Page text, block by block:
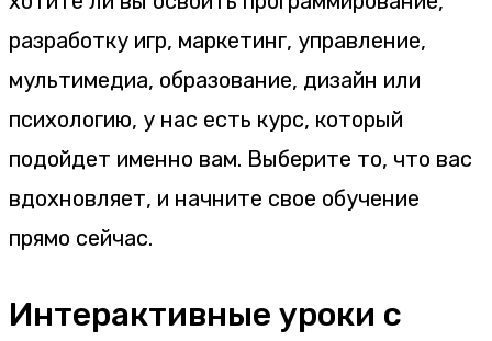
разработку игр, маркетинг, управление,
мультимедиа, образование, дизайн или
психологию, у нас есть курс, который
подойдет именно вам. Выберите то, что вас
вдохновляет, и начните свое обучение
прямо сейчас.
Интерактивные уроки с